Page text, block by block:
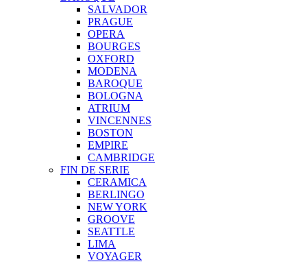
SALVADOR
PRAGUE
OPERA
BOURGES
OXFORD
MODENA
BAROQUE
BOLOGNA
ATRIUM
VINCENNES
BOSTON
EMPIRE
CAMBRIDGE
FIN DE SERIE
CERAMICA
BERLINGO
NEW YORK
GROOVE
SEATTLE
LIMA
VOYAGER